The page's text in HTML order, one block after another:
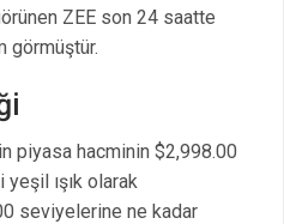
ZEE son 24 saatte
görmüştür.
piyasa hacminin $2,998.00
ışık olarak
seviyelerine ne kadar